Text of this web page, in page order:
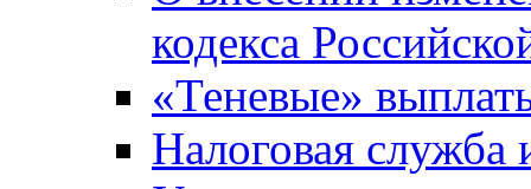
кодекса
«Теневые»
Налоговая служба